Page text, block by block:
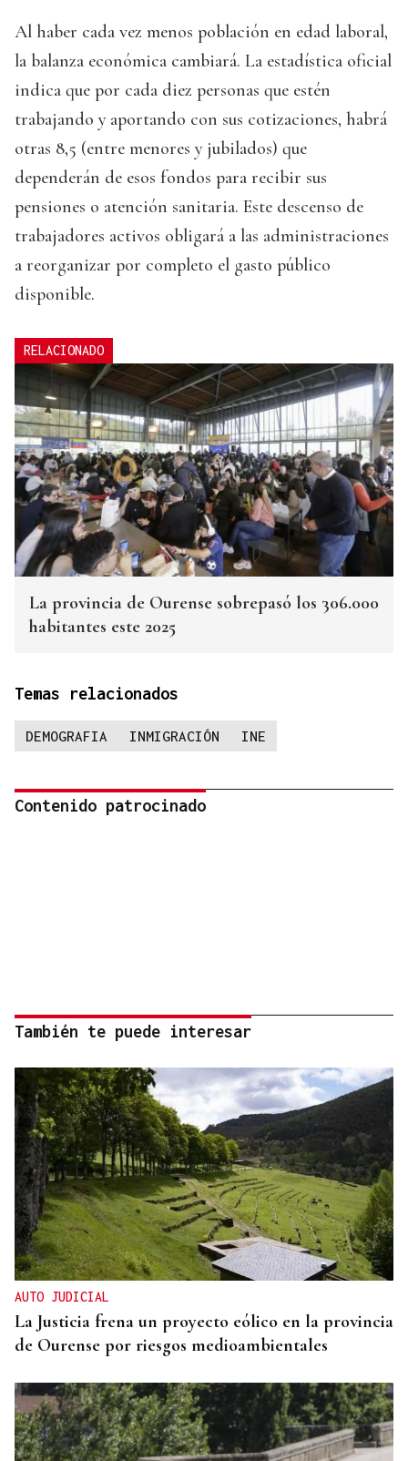
Al haber cada vez menos población en edad laboral,
la balanza económica cambiará. La estadística oficial
indica que por cada diez personas que estén
trabajando y aportando con sus cotizaciones, habrá
otras 8,5 (entre menores y jubilados) que
dependerán de esos fondos para recibir sus
pensiones o atención sanitaria. Este descenso de
trabajadores activos obligará a las administraciones
a reorganizar por completo el gasto público
disponible.
RELACIONADO
La provincia de Ourense sobrepasó los 306.000
habitantes este 2025
Temas relacionados
DEMOGRAFIA INMIGRACIÓN INE
Contenido patrocinado
También te puede interesar
AUTO JUDICIAL
La Justicia frena un proyecto eólico en la provincia
de Ourense por riesgos medioambientales